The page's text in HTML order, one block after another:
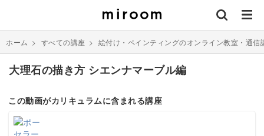
ホーム > すべての講座 > 絵付け・ペインティングのオンライン教室・通信
大理石の描き方 シエンナマーブル編
この動画がカリキュラムに含まれる講座